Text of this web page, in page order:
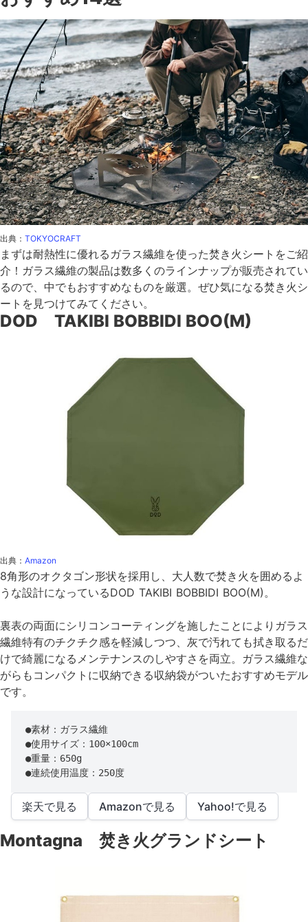
出典： TOKYOCRAFT
まずは耐熱性に優れるガラス繊維を使った焚き火シートをご紹
介！ガラス繊維の製品は数多くのラインナップが販売されてい
るので、中でもおすすめなものを厳選。ぜひ気になる焚き火シ
ートを見つけてみてください。
DOD TAKIBI BOBBIDI BOO(M)
出典： Amazon
8角形のオクタゴン形状を採用し、大人数で焚き火を囲めるよ
うな設計になっているDOD TAKIBI BOBBIDI BOO(M)。
裏表の両面にシリコンコーティングを施したことによりガラス
繊維特有のチクチク感を軽減しつつ、灰で汚れても拭き取るだ
けで綺麗になるメンテナンスのしやすさを両立。ガラス繊維な
がらもコンパクトに収納できる収納袋がついたおすすめモデル
です。
●素材：ガラス繊維
●使用サイズ：100×100cm
●重量：650g
●連続使用温度：250度
楽天で見る Amazonで見る Yahoo!で見る
Montagna 焚き火グランドシート